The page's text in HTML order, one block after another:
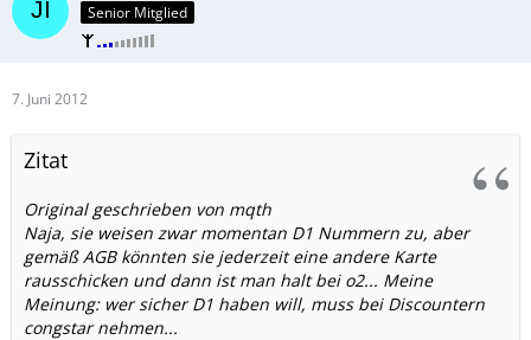
Senior Mitglied
7. Juni 2012
Zitat
Original geschrieben von mqth
Naja, sie weisen zwar momentan D1 Nummern zu, aber
gemäß AGB könnten sie jederzeit eine andere Karte
rausschicken und dann ist man halt bei o2... Meine
Meinung: wer sicher D1 haben will, muss bei Discountern
congstar nehmen...